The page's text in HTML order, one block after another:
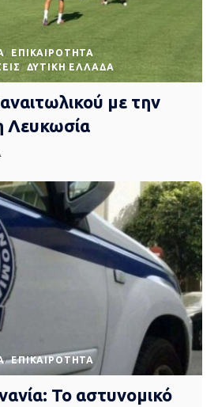
EΠΙΚΑΙΡΌΤΗΤΑ
ΔΥΤΙΚΉ ΕΛΛΆΔΑ
με την
Λευκωσία
EΠΙΚΑΙΡΌΤΗΤΑ
Το αστυνομικό